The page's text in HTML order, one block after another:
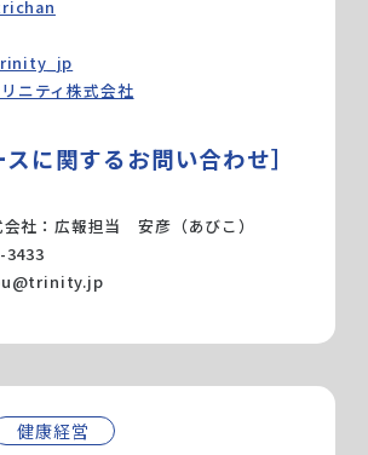
リニティ株式会社
スに関するお問い合わせ］
会社：広報担当 安彦（あびこ）
3433
健康経営